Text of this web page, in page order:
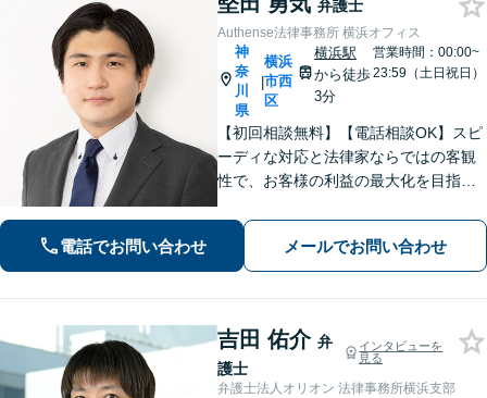
弁護士
Authense法律事務所 横浜オフィス
神
奈
川
県
|
横浜
市西
区
横浜駅
から徒歩
3分
営業時間：00:00~
23:59（土日祝日）
【初回相談無料】【電話相談OK】スピ
ーディな対応と法律家ならではの客観
性で、お客様の利益の最大化を目指し
複雑な相続案件の豊富な解決実績あり
【完全個室対応】【子連れ相談可】
電話でお問い合わせ メールでお問い合わせ
吉田 佑介 弁
護士
インタビューを
見る
弁護士法人オリオン 法律事務所横浜支部